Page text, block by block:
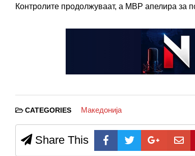
Контролите продолжуваат, а МВР апелира за
CATEGORIES Македонија
Share This